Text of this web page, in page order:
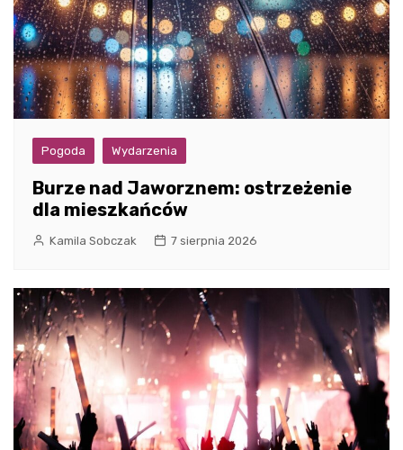
Pogoda Wydarzenia
Burze nad Jaworznem: ostrzeżenie
dla mieszkańców
Kamila Sobczak 7 sierpnia 2026